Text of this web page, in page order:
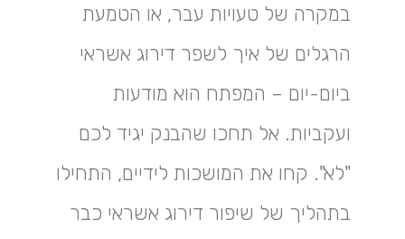
במקרה של טעויות עבר, או הטמעת
הרגלים של איך לשפר דירוג אשראי
ביום-יום – המפתח הוא מודעות
ועקביות. אל תחכו שהבנק יגיד לכם
"לא". קחו את המושכות לידיים, התחילו
בתהליך של שיפור דירוג אשראי כבר